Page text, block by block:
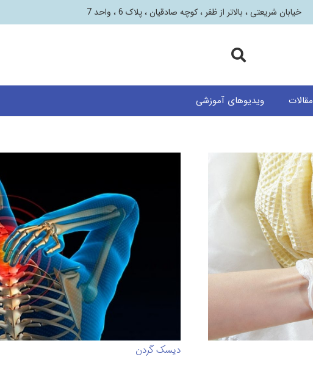
خیابان شریعتی ، بالاتر از ظفر ، کوچه صادقیان ، پلاک 6 ، واحد 7
مقالات ویدیوهای آموزشی
دیسک گردن